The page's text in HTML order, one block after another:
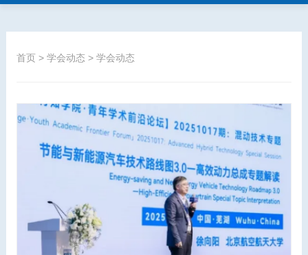
首页> 学会动态> 学会动态